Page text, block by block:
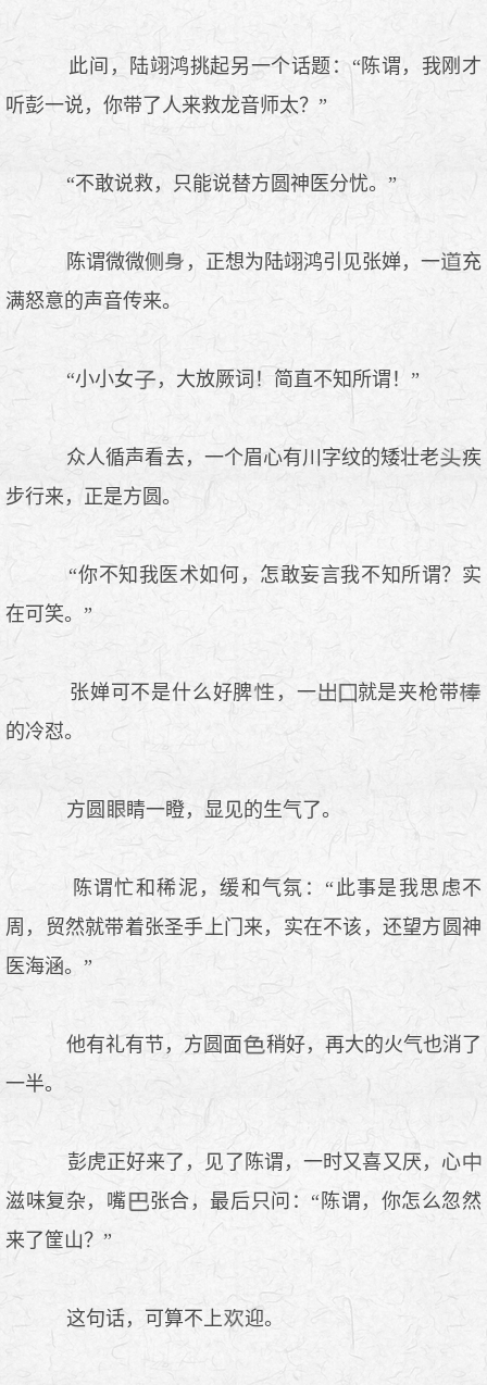
此间，陆翊鸿挑起另一个话题：“陈谓，我刚才
听彭一说，你带了人来救龙音师太？”
“不敢说救，只能说替方圆神医分忧。”
陈谓微微侧 ，正想为陆翊鸿引见张婵，一
充
满怒意的声音传来。
“小小女 ，大放厥词！简直不知所谓！”
众人循声看去，一个眉心有川字纹的矮壮老
疾
步行来，正是方圆。
“你不知我医术如何，怎敢妄言我不知所谓？实
在可笑。”
张婵可不是什么好脾 ，一
就是夹枪带
的冷怼。
方圆 睛一瞪，显见的生气了。
陈谓忙和稀泥，缓和气氛：“此事是我思虑不
周，贸然就带着张圣手上门来，实在不该，还望方圆神
医海涵。”
他有礼有节，方圆面
稍好，再大的火气也消了
一半。
彭虎正好来了，见了陈谓，一时又喜又厌，心
滋味复杂，嘴
张合，最后只问：“陈谓，你怎么忽然
来了筐山？”
这句话，可算不上 迎。